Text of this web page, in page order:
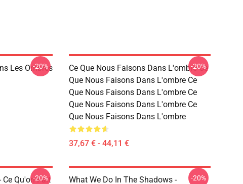
Les Ombres
-20%
Ce Que Nous Faisons Dans L'ombre Ce
Que Nous Faisons Dans L'ombre Ce
Que Nous Faisons Dans L'ombre Ce
Que Nous Faisons Dans L'ombre Ce
Que Nous Faisons Dans L'ombre
37,67 € - 44,11 €
-20%
Qu'on Fait
-20%
What We Do In The Shadows -
-20%